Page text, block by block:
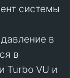
системы
в
в
Turbo VU и